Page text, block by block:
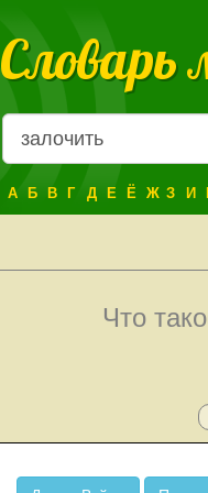
Словарь
А Б В Г Д Е Ё Ж З И
Что